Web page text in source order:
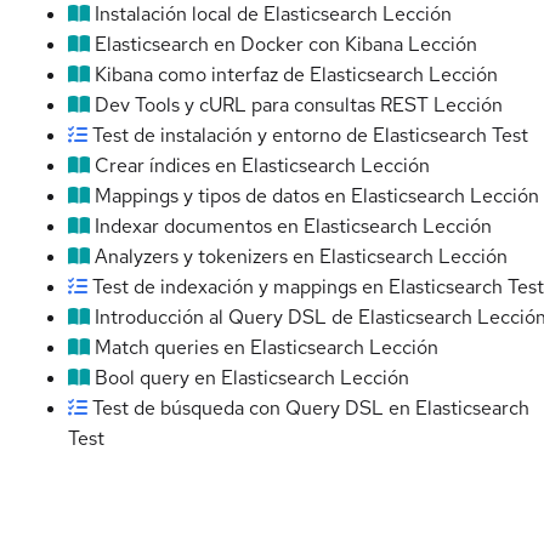
Instalación local de Elasticsearch Lección
Elasticsearch en Docker con Kibana Lección
Kibana como interfaz de Elasticsearch Lección
Dev Tools y cURL para consultas REST Lección
Test de instalación y entorno de Elasticsearch Test
Crear índices en Elasticsearch Lección
Mappings y tipos de datos en Elasticsearch Lección
Indexar documentos en Elasticsearch Lección
Analyzers y tokenizers en Elasticsearch Lección
Test de indexación y mappings en Elasticsearch Test
Introducción al Query DSL de Elasticsearch
Match queries en Elasticsearch Lección
Bool query en Elasticsearch Lección
Test de búsqueda con Query DSL en Elasticsearch
Test